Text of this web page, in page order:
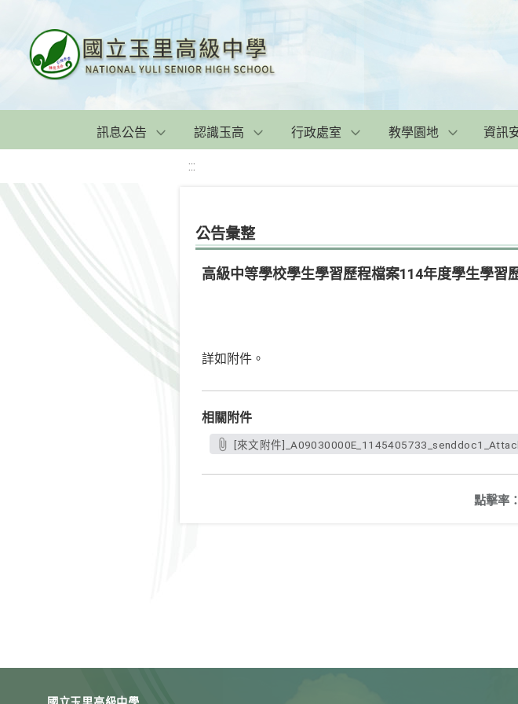
訊息公告 認識玉高 行政處室 教學園地 資訊
:::
公告彙整
高級中等學校學生學習歷程檔案114年度學生學
詳如附件。
相關附件
[來文附件
點擊率：